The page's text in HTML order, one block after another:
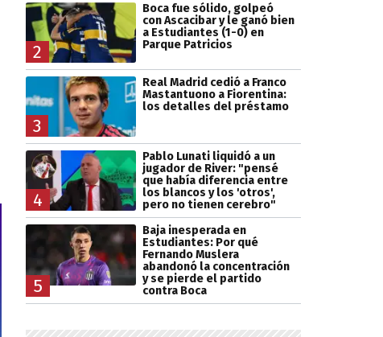
2
Boca fue sólido, golpeó
con Ascacibar y le ganó bien
a Estudiantes (1-0) en
Parque Patricios
3
Real Madrid cedió a Franco
Mastantuono a Fiorentina:
los detalles del préstamo
4
Pablo Lunati liquidó a un
jugador de River: "pensé
que había diferencia entre
los blancos y los 'otros',
pero no tienen cerebro"
5
Baja inesperada en
Estudiantes: Por qué
Fernando Muslera
abandonó la concentración
y se pierde el partido
contra Boca